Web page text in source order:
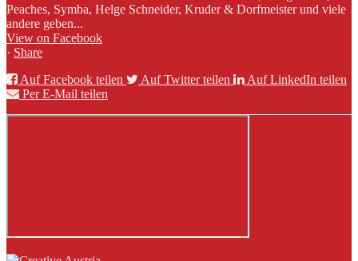
Peaches, Symba, Helge Schneider, Kruder & Dorfmeister und viele
andere geben...
View on Facebook
· Share
Auf Facebook teilen
Auf Twitter teilen
Auf LinkedIn teilen
Per E-Mail teilen